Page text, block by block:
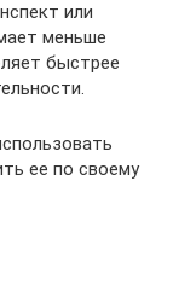
или
меньше
быстрее
ее по своему